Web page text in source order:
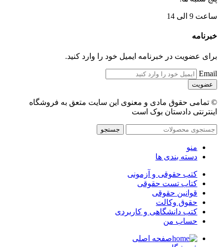
ساعت 9 الی 14
خبرنامه
برای عضویت در خبرنامه ایمیل خود را وارد کنید.
Email
© تمامی حقوق مادی و معنوی این سایت متعق به فروشگاه
اینترنتی دادستان بوک است
جستجو
منو
دسته بندی ها
کتب حقوقی و آزمونی
کتاب تست حقوقی
قوانین حقوقی
حقوق وکالت
کتب دانشگاهی و کاربردی
حساب من
صفحه اصلی